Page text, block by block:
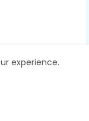
experience.